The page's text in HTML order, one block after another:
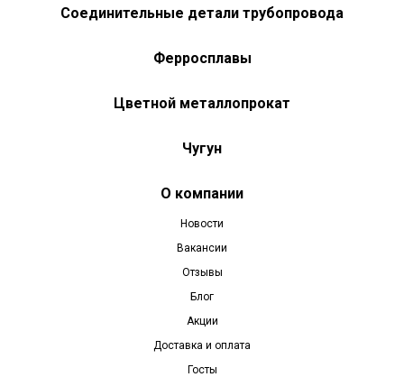
Соединительные детали трубопровода
Ферросплавы
Цветной металлопрокат
Чугун
О компании
Новости
Вакансии
Отзывы
Блог
Акции
Доставка и оплата
Госты